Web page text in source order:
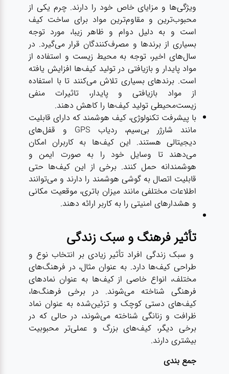
ویژگی‌ها و مزایای خاص خود را دارند. چرم یکی از
محبوب‌ترین و مقاوم‌ترین مواد برای ساخت کیف
است و به دلیل دوام و ظاهر زیبا، مورد توجه
بسیاری از برندها و مصرف‌کنندگان قرار می‌گیرد. در
سال‌های اخیر، توجه به محیط زیست و استفاده از
مواد پایدار و بازیافتی در تولید کیف‌ها افزایش یافته
است. برندهای بسیاری تلاش می‌کنند تا با استفاده
از مواد بازیافتی و پایدار، تاثیرات منفی
زیست‌محیطی تولید کیف‌ها را کاهش دهند.
با پیشرفت تکنولوژی، کیف‌ هوشمند که دارای قابلیت‌
مانند شارژر بی‌سیم، ردیاب GPS و قفل‌های
دیجیتالی هستند. این کیف‌ها به کاربران امکان
می‌دهند تا وسایل خود را به صورت ایمن و
هوشمندانه حمل کنند. برخی از این کیف‌ها حتی
قابلیت اتصال به گوشی هوشمند را دارند و می‌توانند
اطلاعات مختلفی مانند میزان باتری، موقعیت مکانی
و هشدارهای امنیتی را به کاربر ارائه دهند.
تأثیر فرهنگ و سبک زندگی
و سبک زندگی افراد تأثیر زیادی بر انتخاب نوع و
طراحی کیف‌ها دارد. به عنوان مثال، در فرهنگ‌های
مختلف، انواع خاصی از کیف‌ها به عنوان نمادهای
فرهنگی شناخته می‌شوند. در برخی فرهنگ‌ها،
کیف‌های دستی کوچک و تزئین‌شده به عنوان نماد
ظرافت و زنانگی شناخته می‌شوند، در حالی که در
برخی دیگر، کیف‌های بزرگ و عملی‌تر محبوبیت
بیشتری دارند.
جمع بندی